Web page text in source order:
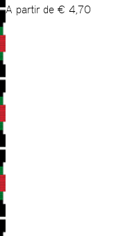
A partir de € 4,70